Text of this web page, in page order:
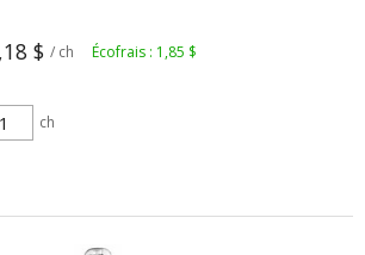
$ / ch Écofrais : 1,85 $
ch